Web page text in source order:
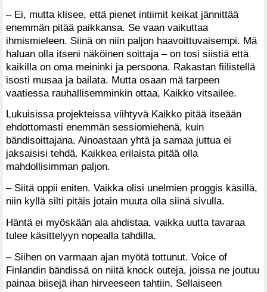
– Ei, mutta klisee, että pienet intiimit keikat jännittää
enemmän pitää paikkansa. Se vaan vaikuttaa
ihmismieleen. Siinä on niin paljon haavoittuvaisempi. Mä
haluan olla itseni näköinen soittaja – on tosi siistiä että
kaikilla on oma meininki ja persoona. Rakastan fiilistellä
isosti musaa ja bailata. Mutta osaan mä tarpeen
vaatiessa rauhallisemminkin ottaa, Kaikko vitsailee.
Lukuisissa projekteissa viihtyvä Kaikko pitää itseään
ehdottomasti enemmän sessiomiehenä, kuin
bändisoittajana. Ainoastaan yhtä ja samaa juttua ei
jaksaisisi tehdä. Kaikkea erilaista pitää olla
mahdollisimman paljon.
– Siitä oppii eniten. Vaikka olisi unelmien proggis käsillä,
niin kyllä silti pitäis jotain muuta olla siinä sivulla.
Häntä ei myöskään ala ahdistaa, vaikka uutta tavaraa
tulee käsittelyyn nopealla tahdilla.
– Siihen on varmaan ajan myötä tottunut. Voice of
Finlandin bändissä on niitä knock outeja, joissa ne joutuu
painaa biisejä ihan hirveeseen tahtiin. Sellaiseen